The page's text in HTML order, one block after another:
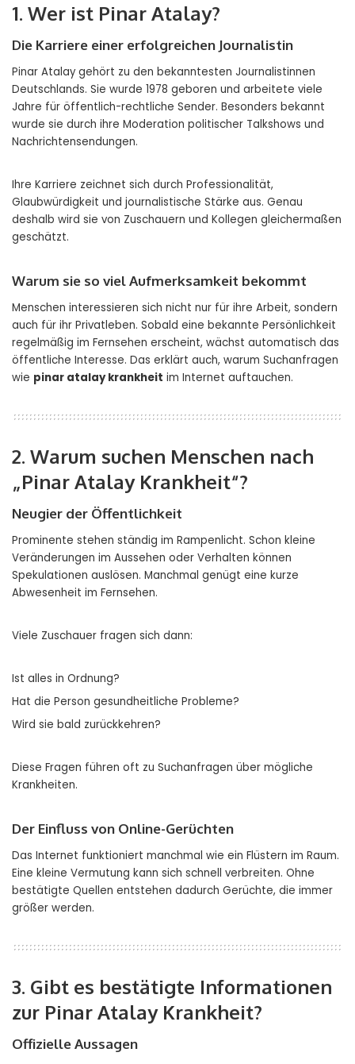
1. Wer ist Pinar Atalay?
Die Karriere einer erfolgreichen Journalistin
Pinar Atalay gehört zu den bekanntesten Journalistinnen
Deutschlands. Sie wurde 1978 geboren und arbeitete viele
Jahre für öffentlich-rechtliche Sender. Besonders bekannt
wurde sie durch ihre Moderation politischer Talkshows und
Nachrichtensendungen.
Ihre Karriere zeichnet sich durch Professionalität,
Glaubwürdigkeit und journalistische Stärke aus. Genau
deshalb wird sie von Zuschauern und Kollegen gleichermaßen
geschätzt.
Warum sie so viel Aufmerksamkeit bekommt
Menschen interessieren sich nicht nur für ihre Arbeit, sondern
auch für ihr Privatleben. Sobald eine bekannte Persönlichkeit
regelmäßig im Fernsehen erscheint, wächst automatisch das
öffentliche Interesse. Das erklärt auch, warum Suchanfragen
wie pinar atalay krankheit im Internet auftauchen.
2. Warum suchen Menschen nach
„Pinar Atalay Krankheit“?
Neugier der Öffentlichkeit
Prominente stehen ständig im Rampenlicht. Schon kleine
Veränderungen im Aussehen oder Verhalten können
Spekulationen auslösen. Manchmal genügt eine kurze
Abwesenheit im Fernsehen.
Viele Zuschauer fragen sich dann:
Ist alles in Ordnung?
Hat die Person gesundheitliche Probleme?
Wird sie bald zurückkehren?
Diese Fragen führen oft zu Suchanfragen über mögliche
Krankheiten.
Der Einfluss von Online-Gerüchten
Das Internet funktioniert manchmal wie ein Flüstern im Raum.
Eine kleine Vermutung kann sich schnell verbreiten. Ohne
bestätigte Quellen entstehen dadurch Gerüchte, die immer
größer werden.
3. Gibt es bestätigte Informationen
zur Pinar Atalay Krankheit?
Offizielle Aussagen